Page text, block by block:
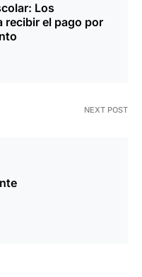
Los
recibir el pago por
NEXT POST